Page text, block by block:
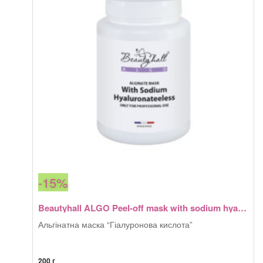
-15%
Beautyhall ALGO Peel-off mask with sodium hyaluronate
Альгінатна маска “Гіалуронова кислота”
200 г